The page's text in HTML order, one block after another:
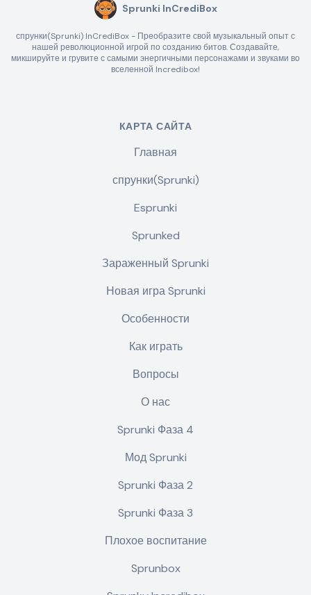
Sprunki InCrediBox
спрунки(Sprunki) InCrediBox - Преобразите свой музыкальный опыт с
нашей революционной игрой по созданию битов. Создавайте,
микшируйте и грувите с самыми энергичными персонажами и звуками во
вселенной Incredibox!
КАРТА САЙТА
Главная
спрунки(Sprunki)
Esprunki
Sprunked
Зараженный Sprunki
Новая игра Sprunki
Особенности
Как играть
Вопросы
О нас
Sprunki Фаза 4
Мод Sprunki
Sprunki Фаза 2
Sprunki Фаза 3
Плохое воспитание
Sprunbox